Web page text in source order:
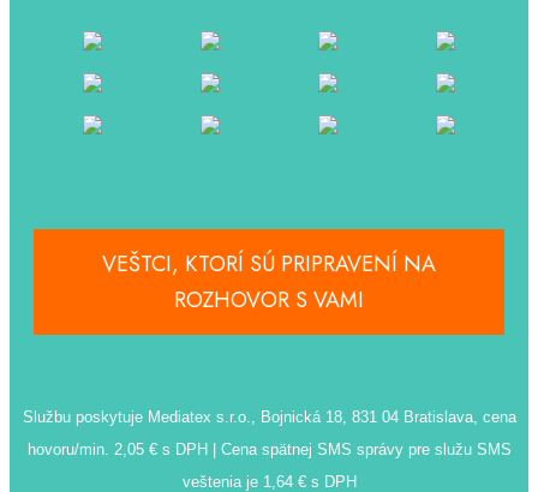
VEŠTCI, KTORÍ SÚ PRIPRAVENÍ NA
ROZHOVOR S VAMI
Službu poskytuje Mediatex s.r.o., Bojnická 18, 831 04 Bratislava, cena
hovoru/min. 2,05 € s DPH | Cena spätnej SMS správy pre služu SMS
veštenia je 1,64 € s DPH